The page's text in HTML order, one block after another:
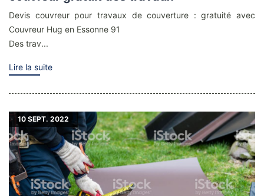
Devis couvreur pour travaux de couverture : gratuité avec
Couvreur Hug en Essonne 91
Des trav...
Lire la suite
10 SEPT. 2022